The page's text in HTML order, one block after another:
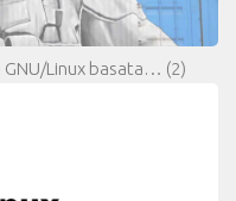
GNU/Linux basata… (2)